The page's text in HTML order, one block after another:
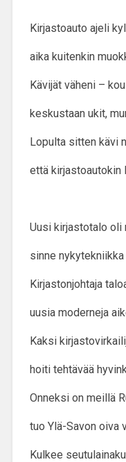
Kirjastoauto ajeli
aika kuitenkin
Kävijät väheni –
keskustaan ukit,
Lopulta sitten kävi
että kirjastoautokin
Uusi kirjastotalo oli
sinne
Kirjastonjohtaja
uusia moderneja
Kaksi
hoiti tehtävää
Onneksi on meillä
tuo Ylä-Savon oiva
Kulkee